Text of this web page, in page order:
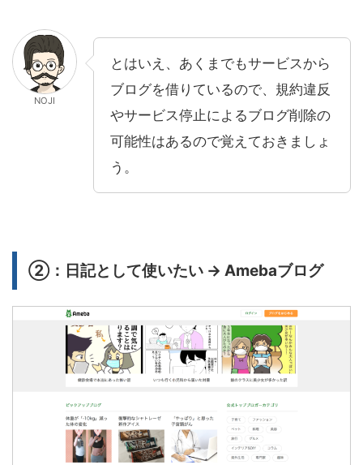
NOJI
とはいえ、あくまでもサービスから
ブログを借りているので、規約違反
やサービス停止によるブログ削除の
可能性はあるので覚えておきましょ
う。
②：日記として使いたい → Amebaブログ